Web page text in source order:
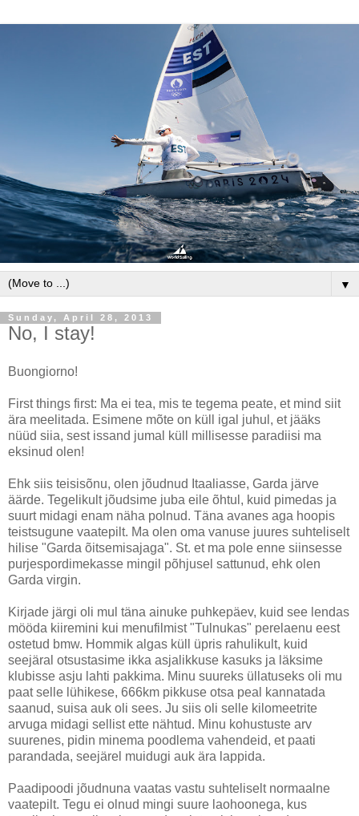
▼
Sunday, April 28, 2013
No, I stay!
Buongiorno!
First things first: Ma ei tea, mis te tegema peate, et mind siit
ära meelitada. Esimene mõte on küll igal juhul, et jääks
nüüd siia, sest issand jumal küll millisesse paradiisi ma
eksinud olen!
Ehk siis teisisõnu, olen jõudnud Itaaliasse, Garda järve
äärde. Tegelikult jõudsime juba eile õhtul, kuid pimedas ja
suurt midagi enam näha polnud. Täna avanes aga hoopis
teistsugune vaatepilt. Ma olen oma vanuse juures suhteliselt
hilise "Garda õitsemisajaga". St. et ma pole enne siinsesse
purjespordimekasse mingil põhjusel sattunud, ehk olen
Garda virgin.
Kirjade järgi oli mul täna ainuke puhkepäev, kuid see lendas
mööda kiiremini kui menufilmist "Tulnukas" perelaenu eest
ostetud bmw. Hommik algas küll üpris rahulikult, kuid
seejäral otsustasime ikka asjalikkuse kasuks ja läksime
klubisse asju lahti pakkima. Minu suureks üllatuseks oli mu
paat selle lühikese, 666km pikkuse otsa peal kannatada
saanud, suisa auk oli sees. Ju siis oli selle kilomeetrite
arvuga midagi sellist ette nähtud. Minu kohustuste arv
suurenes, pidin minema poodlema vahendeid, et paati
parandada, seejärel muidugi auk ära lappida.
Paadipoodi jõudnuna vaatas vastu suhteliselt normaalne
vaatepilt. Tegu ei olnud mingi suure laohoonega, kus